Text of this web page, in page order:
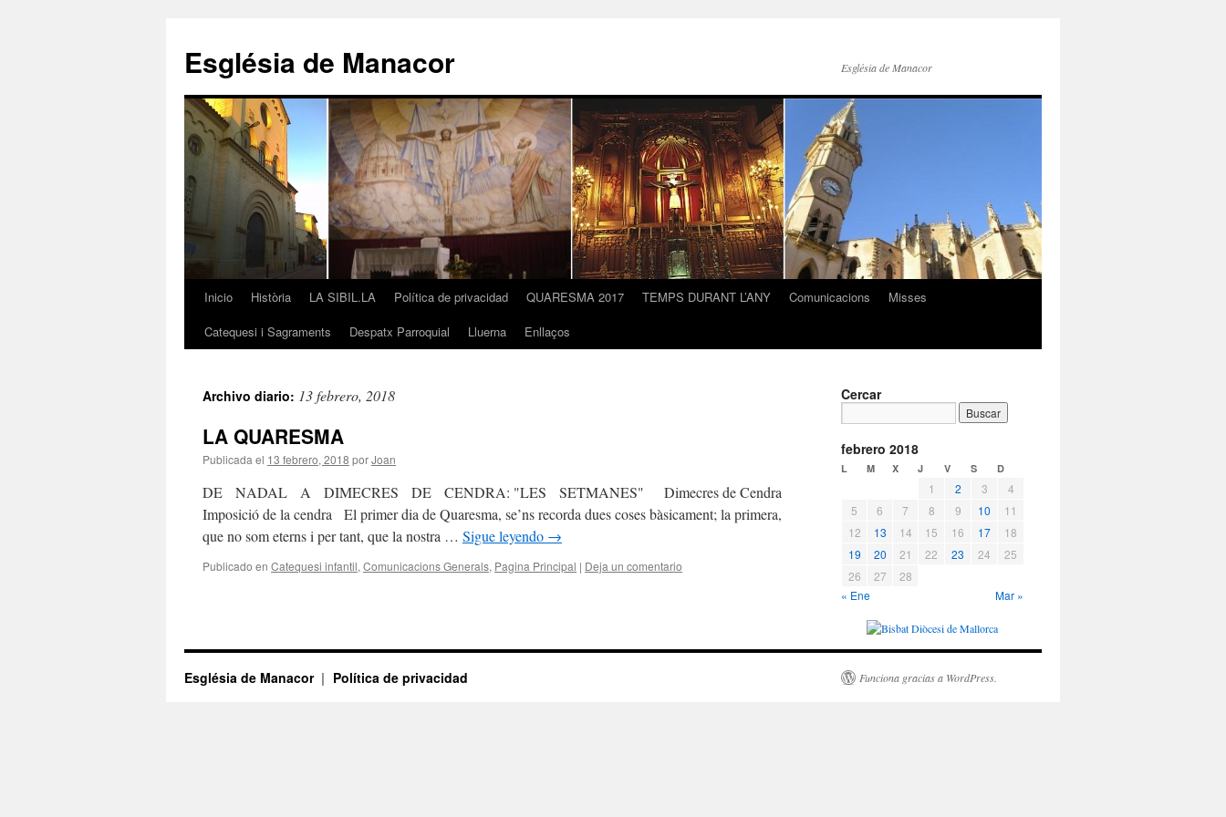
contenido
Església de Manacor Església de Manacor
Inicio Història LA SIBIL.LA Política de privacidad QUARESMA 2017 TEMPS DURANT L’ANY Comunicacions
Misses
Catequesi i Sagraments
Despatx Parroquial Lluerna Enllaços
Archivo diario: 13 febrero, 2018
LA QUARESMA
Publicada el 13 febrero, 2018 porJoan
DE NADAL A DIMECRES DE CENDRA: "LES SETMANES" Dimecres de Cendra
Imposició de la cendra El primer dia de Quaresma, se’ns recorda dues coses bàsicament; la primera,
que no som eterns i per tant, que la nostra … Sigue leyendo →
Publicado en Catequesi infantil, Comunicacions Generals, Pagina Principal | Deja un comentario
Cercar
febrero 2018
L M X J V S D
1 2 3
4
5
6 7 8 9 10
11
12
13 14 15 16 17
18
19
20 21 22 23 24
25
26
27
28
« Ene
Mar »
Església de Manacor Política de privacidad Funciona gracias a WordPress.